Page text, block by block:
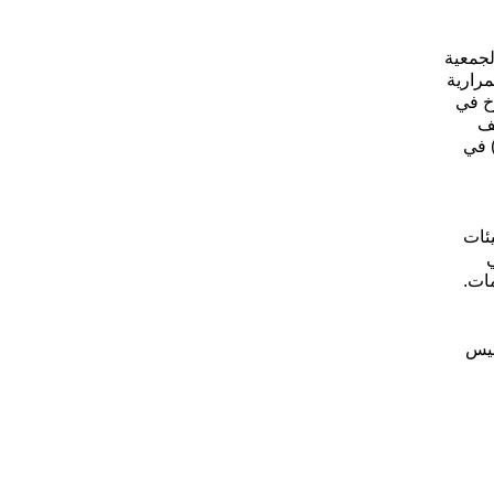
الاستمرارية
الأول/ ديسمبر 1970 و2924 ب (د-27) المؤرخ في
ويرد تعريف
في